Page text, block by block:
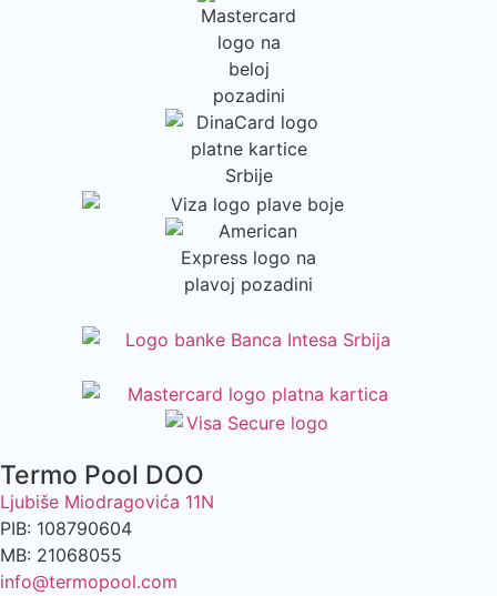
Termo Pool DOO
Ljubiše Miodragovića 11N
PIB: 108790604
MB: 21068055
info@termopool.com